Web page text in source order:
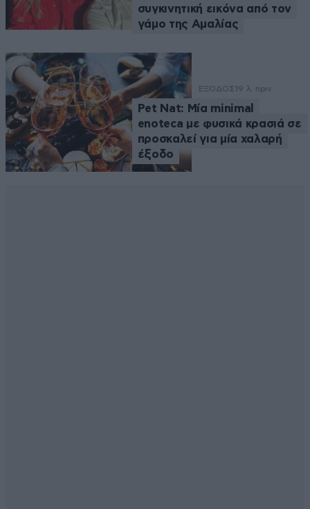
συγκινητική εικόνα από τον
γάμο της Αμαλίας
ΕΞΟΔΟΣ 19 λ. πριν
Pet Nat: Μία minimal
enoteca με φυσικά κρασιά σε
προσκαλεί για μία χαλαρή
έξοδο